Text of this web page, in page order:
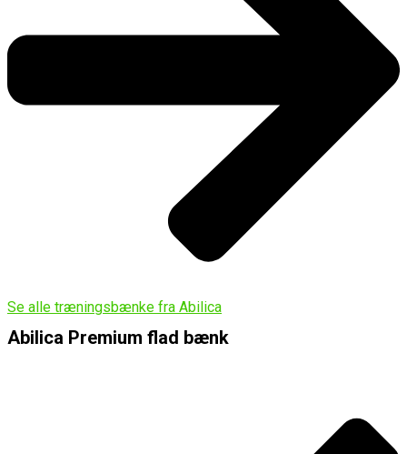
Se alle træningsbænke fra Abilica
Abilica Premium flad bænk